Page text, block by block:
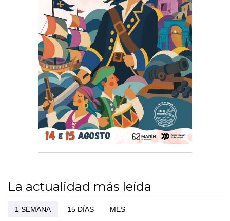
La actualidad más leída
1 SEMANA 15 DÍAS MES